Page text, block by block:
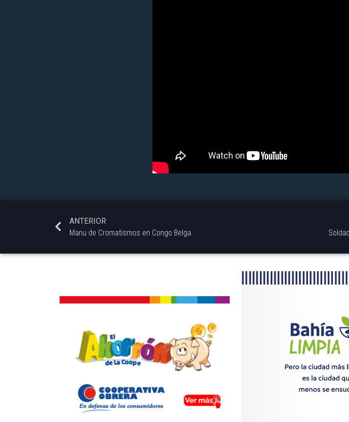
ANTERIOR
Manu de Cromatismos en Congo Belga